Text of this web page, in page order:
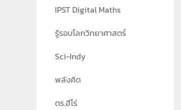
IPST Digital Maths
รู้รอบโลกวิทยาศาสตร์
Sci-Indy
พลังคิด
ดร.ฮีโร่